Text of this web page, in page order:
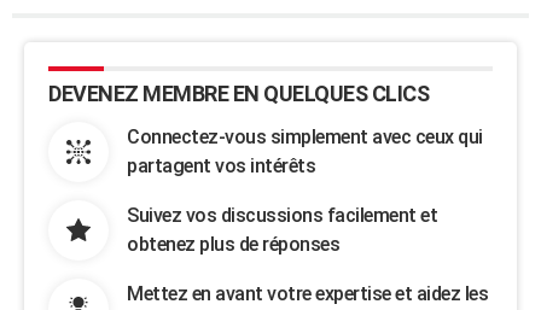
DEVENEZ MEMBRE EN QUELQUES CLICS
Connectez-vous simplement avec ceux qui
partagent vos intérêts
Suivez vos discussions facilement et
obtenez plus de réponses
Mettez en avant votre expertise et aidez les